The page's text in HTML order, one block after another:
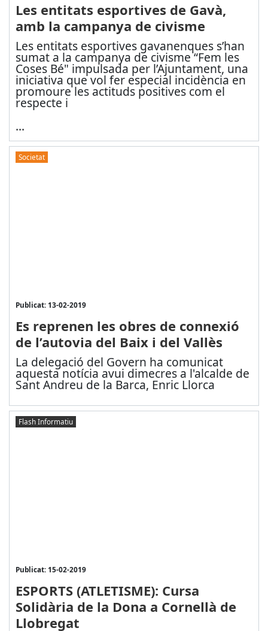
Les entitats esportives de Gavà,
amb la campanya de civisme
Les entitats esportives gavanenques s’han
sumat a la campanya de civisme “Fem les
Coses Bé" impulsada per l’Ajuntament, una
iniciativa que vol fer especial incidència en
promoure les actituds positives com el
respecte i
...
Societat
Publicat: 13-02-2019
Es reprenen les obres de connexió
de l’autovia del Baix i del Vallès
La delegació del Govern ha comunicat
aquesta notícia avui dimecres a l'alcalde de
Sant Andreu de la Barca, Enric Llorca
Flash Informatiu
Publicat: 15-02-2019
ESPORTS (ATLETISME): Cursa
Solidària de la Dona a Cornellà de
Llobregat